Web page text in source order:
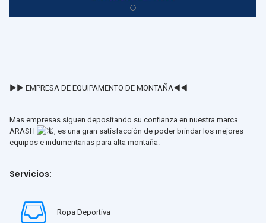
►► EMPRESA DE EQUIPAMENTO DE MONTAÑA◄◄
Mas empresas siguen depositando su confianza en nuestra marca
ARASH
, es una gran satisfacción de poder brindar los mejores
equipos e indumentarias para alta montaña.
Servicios:
Ropa Deportiva